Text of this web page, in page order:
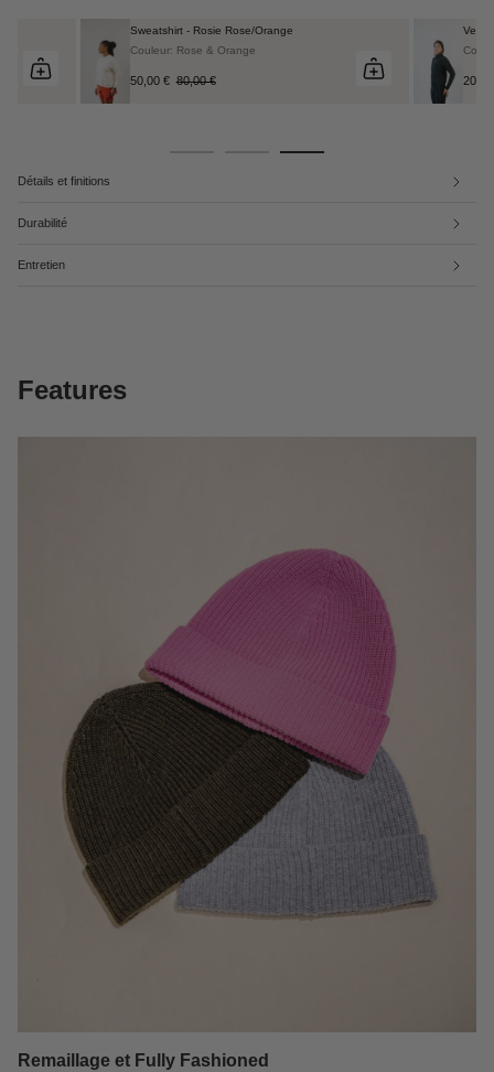
Sweatshirt - Rosie Rose/Orange
Couleur: Rose & Orange
50,00 € 80,00 €
Détails et finitions
Durabilité
Entretien
Features
Remaillage et Fully Fashioned